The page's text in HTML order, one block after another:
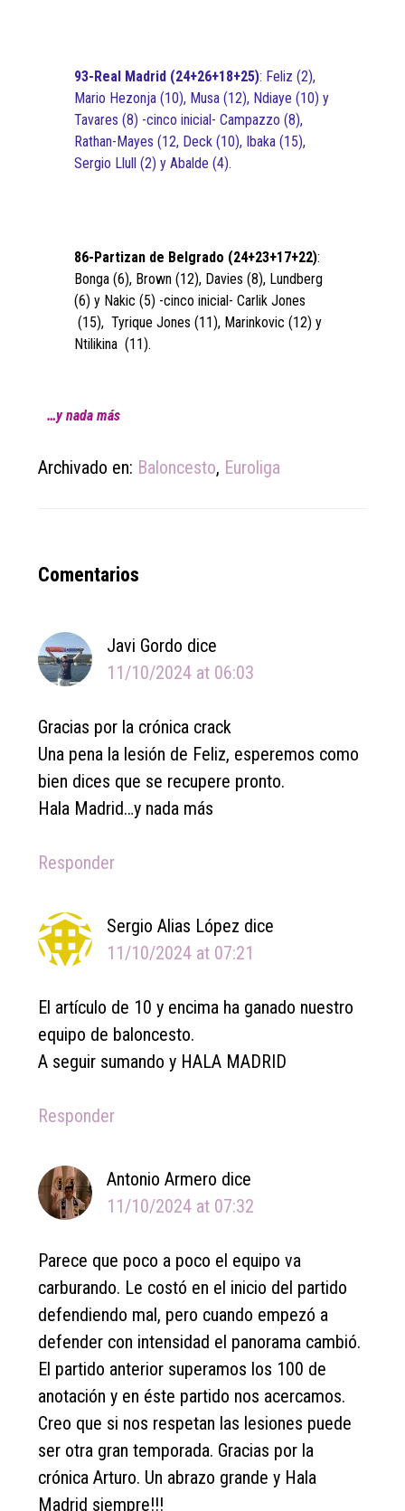
93-Real Madrid (24+26+18+25): Feliz (2),
Mario Hezonja (10), Musa (12), Ndiaye (10) y
Tavares (8) -cinco inicial- Campazzo (8),
Rathan-Mayes (12, Deck (10), Ibaka (15),
Sergio Llull (2) y Abalde (4).
86-Partizan de Belgrado (24+23+17+22):
Bonga (6), Brown (12), Davies (8), Lundberg
(6) y Nakic (5) -cinco inicial- Carlik Jones
(15), Tyrique Jones (11), Marinkovic (12) y
Ntilikina (11).
…y nada más
Archivado en: Baloncesto, Euroliga
Reader
Comentarios
Javi Gordo dice
11/10/2024 at 06:03
Gracias por la crónica crack
Una pena la lesión de Feliz, esperemos como
bien dices que se recupere pronto.
Hala Madrid…y nada más
Responder
Sergio Alias López dice
11/10/2024 at 07:21
El artículo de 10 y encima ha ganado nuestro
equipo de baloncesto.
A seguir sumando y HALA MADRID
Responder
Antonio Armero dice
11/10/2024 at 07:32
Parece que poco a poco el equipo va
carburando. Le costó en el inicio del partido
defendiendo mal, pero cuando empezó a
defender con intensidad el panorama cambió.
El partido anterior superamos los 100 de
anotación y en éste partido nos acercamos.
Creo que si nos respetan las lesiones puede
ser otra gran temporada. Gracias por la
crónica Arturo. Un abrazo grande y Hala
Madrid siempre!!!